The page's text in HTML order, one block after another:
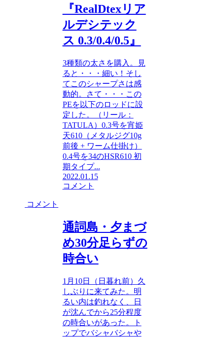
『RealDtexリア
ルデシテック
ス 0.3/0.4/0.5』
3種類の太さを購入。見
ると・・・細い！そし
てこのシャープさは感
動的。さて・・・この
PEを以下のロッドに設
定した。（リール：
TATULA）0.3号を宵姫
天610（メタルジグ10g
前後 + ワーム仕掛け）
0.4号を34のHSR610 初
期タイプ...
2022.01.15
コメント
コメント
通詞島・夕まづ
め30分足らずの
時合い
1月10日（日暮れ前）久
しぶりに来てみた。明
るい内は釣れなく、日
が沈んでから25分程度
の時合いがあった。ト
ップでバシャバシャや